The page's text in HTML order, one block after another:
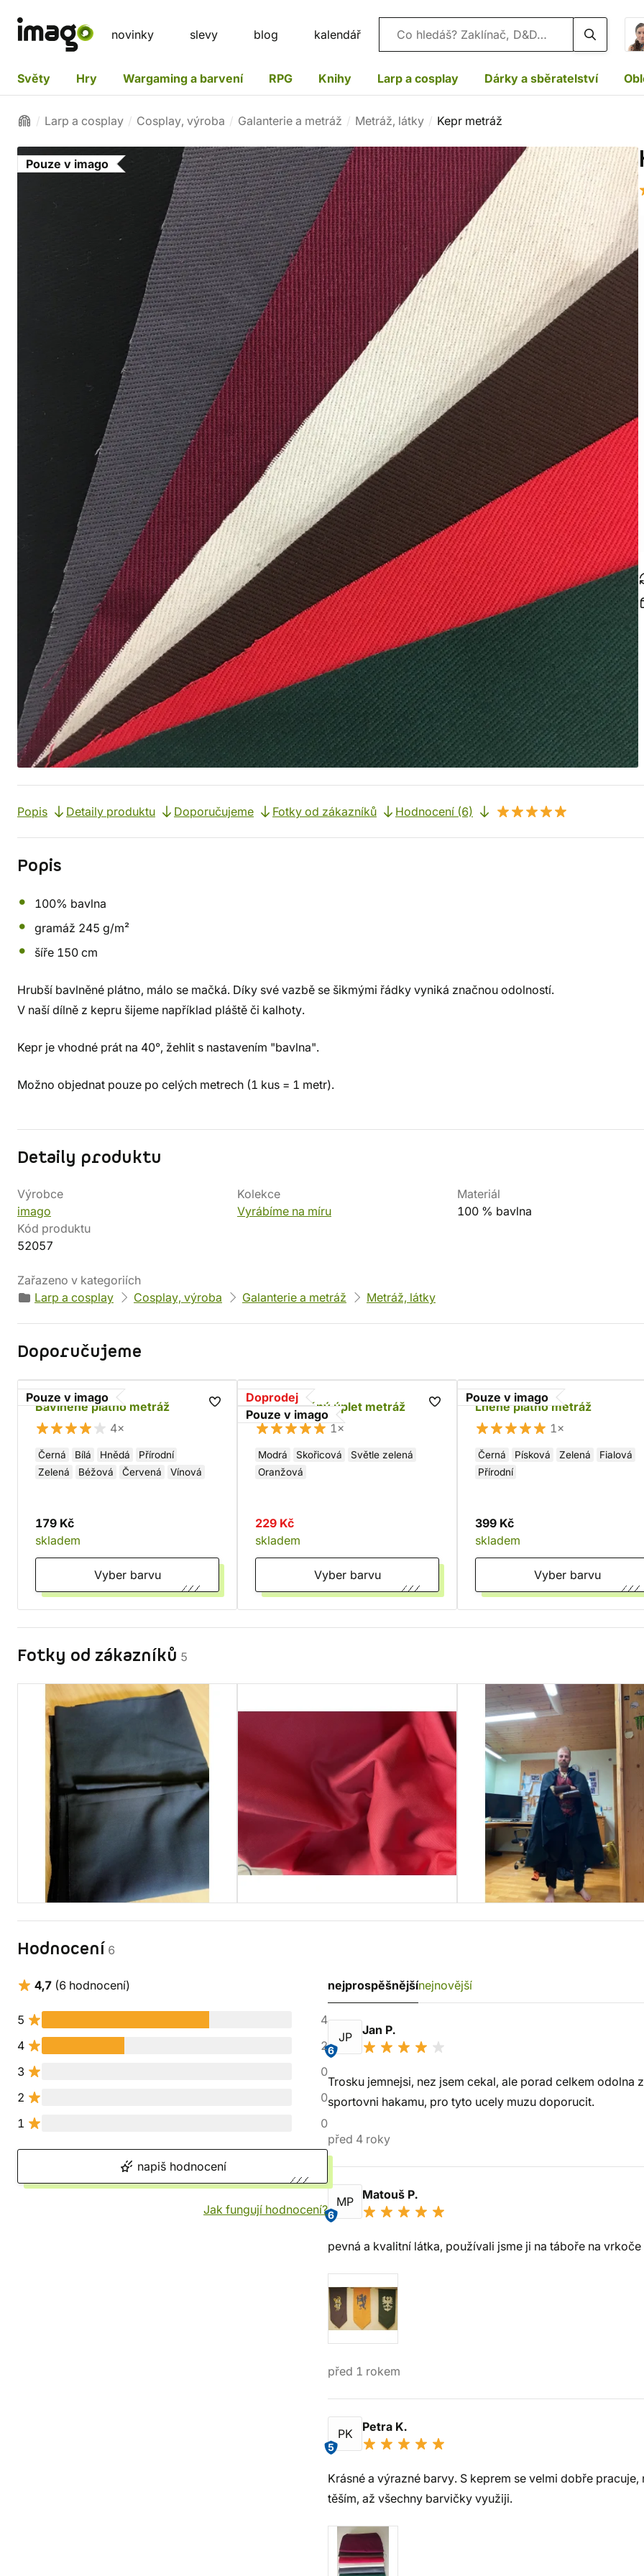
novinky slevy blog kalendář Vyhledávání
Světy Hry Wargaming a barvení RPG Knihy Larp a cosplay Dárky a sběratelství
Larp a cosplay Cosplay, výroba Galanterie a metráž Metráž, látky Kepr metráž
Pouze v imago
Popis Detaily produktu Doporučujeme Fotky od zákazníků Hodnocení (6)
Popis
100% bavlna
gramáž 245 g/m²
šíře 150 cm
Hrubší bavlněné plátno, málo se mačká. Díky své vazbě se šikmými řádky vyniká značnou odolností.
V naší dílně z kepru šijeme například pláště či kalhoty.
Kepr je vhodné prát na 40°, žehlit s nastavením "bavlna".
Možno objednat pouze po celých metrech (1 kus = 1 metr).
Detaily produktu
Výrobce
imago
Kolekce
Vyrábíme na míru
Materiál
100 % bavlna
Kód produktu
52057
Zařazeno v kategoriích
Larp a cosplay
Cosplay, výroba Galanterie a metráž Metráž, látky
Doporučujeme
Pouze v imago
Bavlněné plátno metráž
4×
Černá Bílá Hnědá
Přírodní
Zelená
Béžová Červená Vínová
179 Kč
skladem
Vyber barvu
Doprodej
Pouze v imago
BIO bavlněný úplet metráž
1×
Modrá Skořicová
Světle zelená
Oranžová
229 Kč
skladem
Vyber barvu
Pouze v imago
Lněné plátno metráž
1×
Černá Písková Zelená
Fialová
Přírodní
399 Kč
skladem
Vyber barvu
Fotky od zákazníků 5
Hodnocení 6
4,7 (6 hodnocení)
5
4
4
2
3
0
2
0
1
0
napiš hodnocení
Jak fungují hodnocení?
nejprospěšnějšínejnovější
JP
6
Jan P.
Trosku jemnejsi, nez jsem cekal, ale porad celkem odolna
sportovni hakamu, pro tyto ucely muzu doporucit.
před 4 roky
MP
6
Matouš P.
pevná a kvalitní látka, používali jsme ji na táboře na
před 1 rokem
PK
5
Petra K.
Krásné a výrazné barvy. S keprem se velmi dobře
těším, až všechny barvičky využiji.